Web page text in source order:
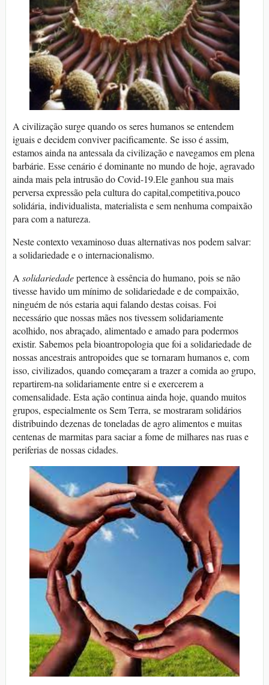
A civilização surge quando os seres humanos se entendem
iguais e decidem conviver pacificamente. Se isso é assim,
estamos ainda na antessala da civilização e navegamos em plena
barbárie. Esse cenário é dominante no mundo de hoje, agravado
ainda mais pela intrusão do Covid-19.Ele ganhou sua mais
perversa expressão pela cultura do capital,competitiva,pouco
solidária, individualista, materialista e sem nenhuma compaixão
para com a natureza.
Neste contexto vexaminoso duas alternativas nos podem salvar:
a solidariedade e o internacionalismo.
A solidariedadepertence à essência do humano, pois se não
tivesse havido um mínimo de solidariedade e de compaixão,
ninguém de nós estaria aqui falando destas coisas. Foi
necessário que nossas mães nos tivessem solidariamente
acolhido, nos abraçado, alimentado e amado para podermos
existir. Sabemos pela bioantropologia que foi a solidariedade de
nossas ancestrais antropoides que se tornaram humanos e, com
isso, civilizados, quando começaram a trazer a comida ao grupo,
repartirem-na solidariamente entre si e exercerem a
comensalidade. Esta ação continua ainda hoje, quando muitos
grupos, especialmente os Sem Terra, se mostraram solidários
distribuindo dezenas de toneladas de agro alimentos e muitas
centenas de marmitas para saciar a fome de milhares nas ruas e
periferias de nossas cidades.